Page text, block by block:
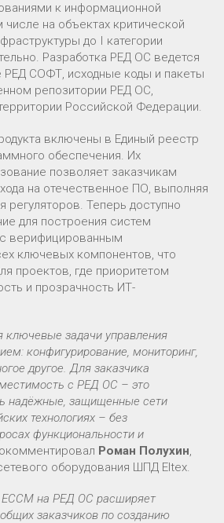
к информационной
числе на объектах критической
до I категории
Разработка РЕД ОС ведется
РЕД СОФТ, исходные коды и пакеты
репозитории РЕД ОС,
Российской Федерации.
включены в Единый реестр
обеспечения. Их
позволяет заказчикам
на отечественное ПО, выполняя
регуляторов. Теперь доступно
для построения систем
верифицированным
ключевых компонентов, что
проектов, где приоритетом
и прозрачность ИТ-
ключевые задачи управления
конфигурирование, мониторинг,
другое. Для заказчика
с РЕД ОС – это
надёжные, защищенные сети
технологиях – без
функциональности и
Роман Полухин,
оборудования ШПД Eltex.
на РЕД ОС расширяет
заказчиков по созданию